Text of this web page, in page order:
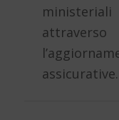
assicurative.